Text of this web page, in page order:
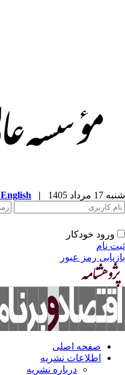
شنبه 17 مرداد 1405 |
English
ورود خودکار
ثبت نام
بازیابی رمز عبور
صفحه اصلی
اطلاعات نشریه
درباره نشریه